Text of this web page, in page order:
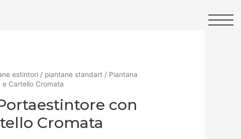
estintori / piantane standart / Piantana
Cartello Cromata
con
Cromata